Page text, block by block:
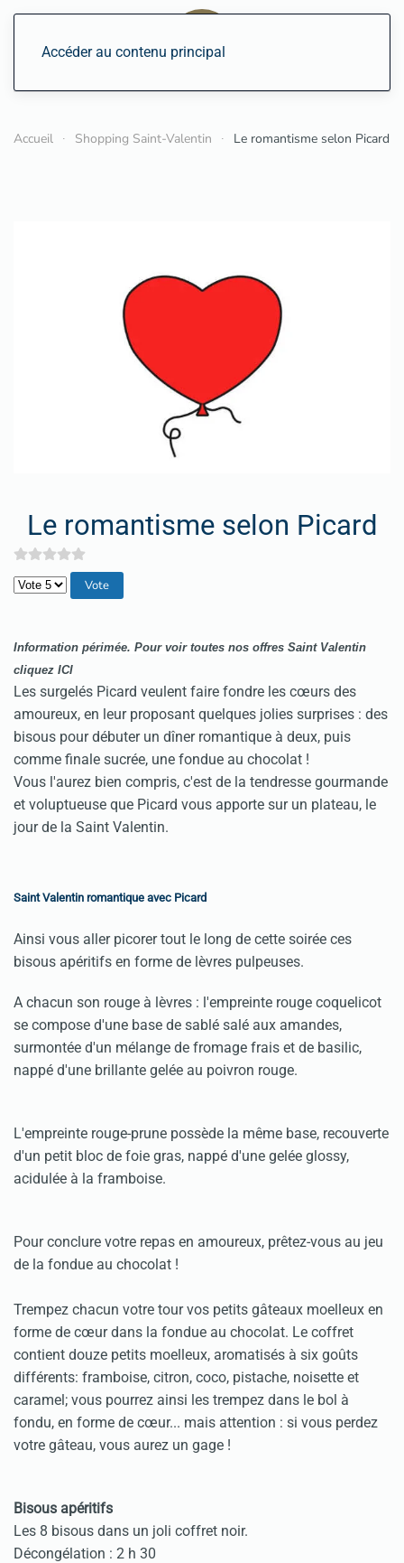
Accéder au contenu principal
Accueil Shopping Saint-Valentin Le romantisme selon Picard
Le romantisme selon Picard
Veuillez voter
Information périmée. Pour voir toutes nos offres Saint Valentin
cliquez ICI
Les surgelés Picard veulent faire fondre les cœurs des
amoureux, en leur proposant quelques jolies surprises : des
bisous pour débuter un dîner romantique à deux, puis
comme finale sucrée, une fondue au chocolat !
Vous l'aurez bien compris, c'est de la tendresse gourmande
et voluptueuse que Picard vous apporte sur un plateau, le
jour de la Saint Valentin.
Saint Valentin romantique avec Picard
Ainsi vous aller picorer tout le long de cette soirée ces
bisous apéritifs en forme de lèvres pulpeuses.
A chacun son rouge à lèvres : l'empreinte rouge coquelicot
se compose d'une base de sablé salé aux amandes,
surmontée d'un mélange de fromage frais et de basilic,
nappé d'une brillante gelée au poivron rouge.
L'empreinte rouge-prune possède la même base, recouverte
d'un petit bloc de foie gras, nappé d'une gelée glossy,
acidulée à la framboise.
Pour conclure votre repas en amoureux, prêtez-vous au jeu
de la fondue au chocolat !
Trempez chacun votre tour vos petits gâteaux moelleux en
forme de cœur dans la fondue au chocolat. Le coffret
contient douze petits moelleux, aromatisés à six goûts
différents: framboise, citron, coco, pistache, noisette et
caramel; vous pourrez ainsi les trempez dans le bol à
fondu, en forme de cœur... mais attention : si vous perdez
votre gâteau, vous aurez un gage !
Bisous apéritifs
Les 8 bisous dans un joli coffret noir.
Décongélation : 2 h 30